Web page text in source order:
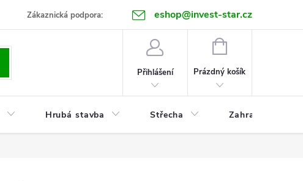
Zákaznická podpora: eshop@invest-star.cz
Kontakt
Přihlášení
NÁKUPNÍ
Prázdný košík
Hrubá stavba Střecha Zahrada